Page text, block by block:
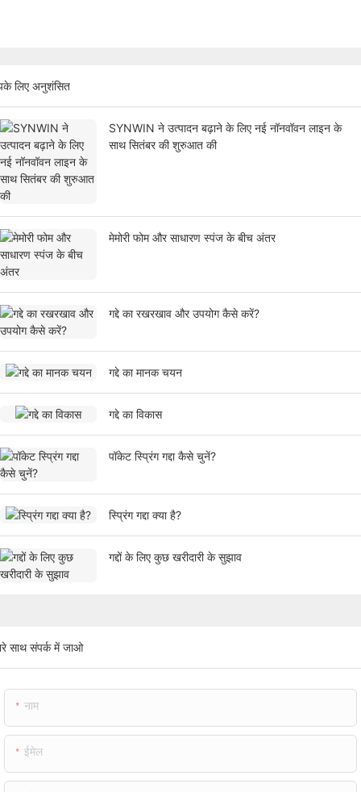
लिए अनुशंसित
SYNWIN ने उत्पादन बढ़ाने के लिए नई नॉनवॉवन लाइन के
साथ सितंबर की शुरुआत की
मेमोरी फोम और साधारण स्पंज के बीच अंतर
गद्दे का रखरखाव और उपयोग कैसे करें?
गद्दे का मानक चयन
गद्दे का विकास
पॉकेट स्प्रिंग गद्दा कैसे चुनें?
स्प्रिंग गद्दा क्या है?
गद्दों के लिए कुछ खरीदारी के सुझाव
साथ संपर्क में जाओ
नाम
ईमेल